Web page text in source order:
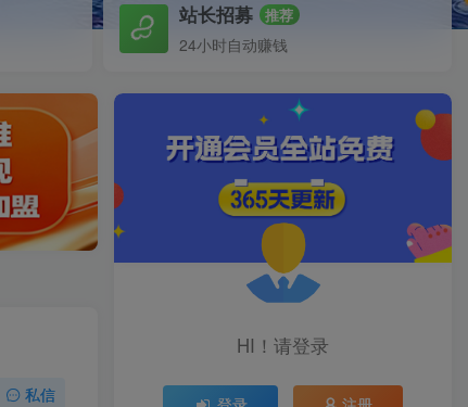
站长招募 推荐
24小时自动赚钱
私信
HI！请登录